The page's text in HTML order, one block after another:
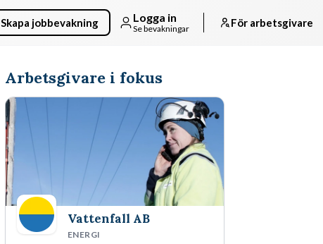
Skapa jobbevakning Logga in
Se bevakningar För arbetsgivare
Arbetsgivare i fokus
Vattenfall AB
ENERGI